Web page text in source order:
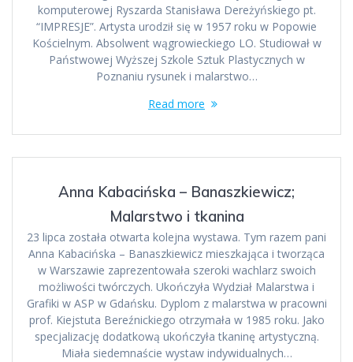
komputerowej Ryszarda Stanisława Dereżyńskiego pt.
“IMPRESJE”. Artysta urodził się w 1957 roku w Popowie
Kościelnym. Absolwent wągrowieckiego LO. Studiował w
Państwowej Wyższej Szkole Sztuk Plastycznych w
Poznaniu rysunek i malarstwo…
Read more
Anna Kabacińska – Banaszkiewicz;
Malarstwo i tkanina
23 lipca została otwarta kolejna wystawa. Tym razem pani
Anna Kabacińska – Banaszkiewicz mieszkająca i tworząca
w Warszawie zaprezentowała szeroki wachlarz swoich
możliwości twórczych. Ukończyła Wydział Malarstwa i
Grafiki w ASP w Gdańsku. Dyplom z malarstwa w pracowni
prof. Kiejstuta Bereźnickiego otrzymała w 1985 roku. Jako
specjalizację dodatkową ukończyła tkaninę artystyczną.
Miała siedemnaście wystaw indywidualnych…